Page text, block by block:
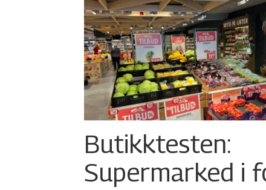
Butikktesten:
Supermarked i